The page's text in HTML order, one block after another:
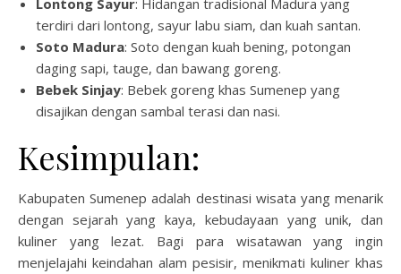
Lontong Sayur: Hidangan tradisional Madura yang
terdiri dari lontong, sayur labu siam, dan kuah santan.
Soto Madura: Soto dengan kuah bening, potongan
daging sapi, tauge, dan bawang goreng.
Bebek Sinjay: Bebek goreng khas Sumenep yang
disajikan dengan sambal terasi dan nasi.
Kesimpulan:
Kabupaten Sumenep adalah destinasi wisata yang menarik
dengan sejarah yang kaya, kebudayaan yang unik, dan
kuliner yang lezat. Bagi para wisatawan yang ingin
menjelajahi keindahan alam pesisir, menikmati kuliner khas